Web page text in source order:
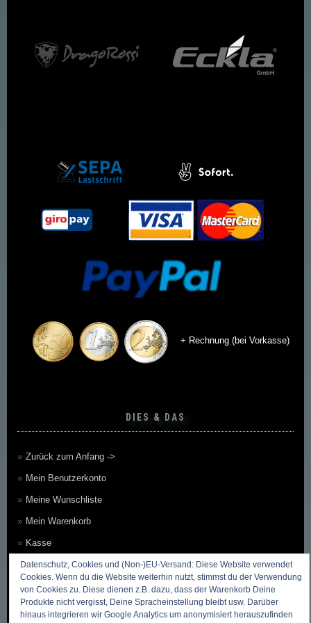
+ Rechnung (bei Vorkasse)
DIES & DAS
Zurück zum Anfang ->
Mein Benutzerkonto
Meine Wunschliste
Mein Warenkorb
Kasse
Kontakt, Öffnungszeiten & Anfahrt
Zahlungsmethoden
Versandkosten & Versandarten
Datenschutz, Cookies und (Non-)EU-Versand: Diese Website verwendet
Cookies. Wenn du die Website weiterhin nutzt, stimmst du der Verwendung
von Cookies zu. Diese dienen z.B. dazu, dass der Warenkorb Deine
Produkte nicht vergisst, Deine Spracheinstellung bleibt usw. Darüber
hinaus integrieren wir Google Analytics um anonymisiert herauszufinden